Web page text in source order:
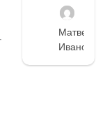
Матвей
Иванов